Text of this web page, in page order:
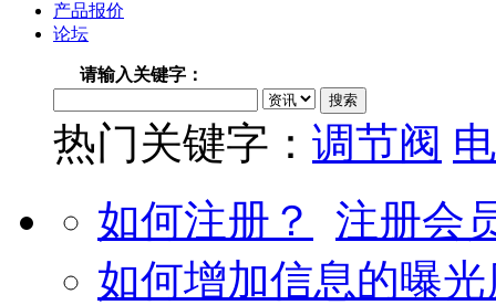
产品报价
论坛
请输入关键字：
热门关键字： 调节阀
如何注册？
注册会
如何增加信息的曝